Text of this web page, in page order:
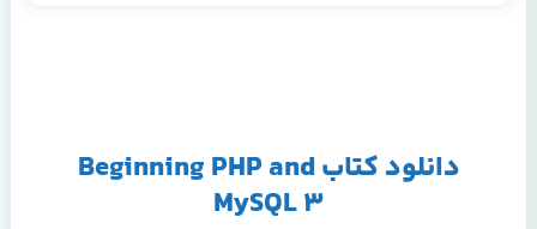
دانلود کتاب Beginning PHP and
MySQL 3